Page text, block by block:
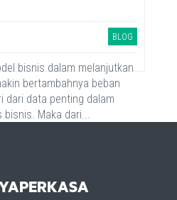
BLOG
bisnis dalam melanjutkan
bertambahnya beban
dari data penting dalam
bisnis. Maka dari...